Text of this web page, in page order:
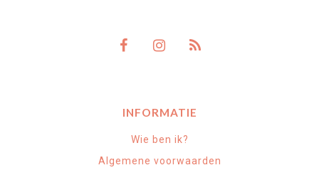
INFORMATIE
Wie ben ik?
Algemene voorwaarden